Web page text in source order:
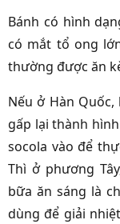
Bánh có hình
có mắt tổ ong
thường được ăn
Nếu ở Hàn
gấp lại thành
socola vào để
Thì ở phương
bữa ăn sáng là
dùng để giải